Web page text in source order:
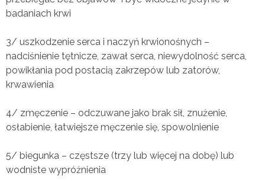
badaniach krwi
3/ uszkodzenie serca i naczyń krwionośnych –
nadciśnienie tętnicze, zawał serca, niewydolność serca,
powikłania pod postacią zakrzepów lub zatorów,
krwawienia
4/ zmęczenie – odczuwane jako brak sił, znużenie,
osłabienie, łatwiejsze męczenie się, spowolnienie
5/ biegunka – częstsze (trzy lub więcej na dobę) lub
wodniste wypróżnienia